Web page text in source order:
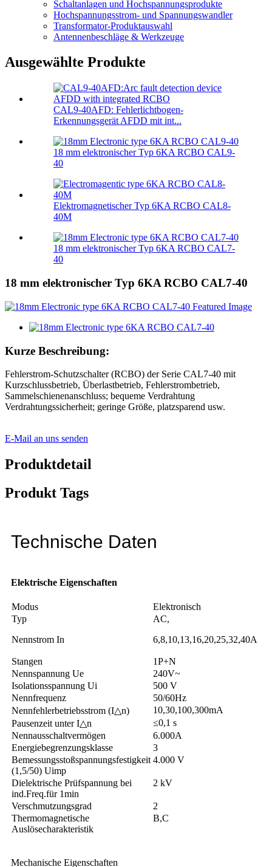
Schaltanlagen und Hochspannungsprodukte
Hochspannungsstrom- und Spannungswandler
Transformator-Produktauswahl
Antennenbeschläge & Werkzeuge
Ausgewählte Produkte
CAL9-40AFD: Fehlerlichtbogen-
Erkennungsgerät AFDD mit int...
18 mm elektronischer Typ 6KA RCBO CAL9-
40
Elektromagnetischer Typ 6KA RCBO CAL8-
40M
18 mm elektronischer Typ 6KA RCBO CAL7-
40
18 mm elektronischer Typ 6KA RCBO CAL7-40
Kurze Beschreibung:
Fehlerstrom-Schutzschalter (RCBO) der Serie CAL7-40 mit
Kurzschlussbetrieb, Überlastbetrieb, Fehlerstrombetrieb,
Sammelschienenanschluss; bequeme Verdrahtung
Verdrahtungssicherheit; geringe Größe, platzsparend usw.
E-Mail an uns senden
Produktdetail
Produkt Tags
Technische Daten
Elektrische Eigenschaften
Modus
Elektronisch
Typ
Nennstrom In
AC,
6,8,10,13,16,20,25,32,40A
Stangen
1P+N
Nennspannung Ue
240V~
Isolationsspannung Ui
500 V
Nennfrequenz
50/60Hz
Nennfehlerbetriebsstrom (I△n)
10,30,100,300mA
Pausenzeit unter I△n
≤0,1 s
Nennausschaltvermögen
6.000A
Energiebegrenzungsklasse
3
Bemessungsstoßspannungsfestigkeit
(1,5/50) Uimp
4.000 V
Dielektrische Prüfspannung bei
ind.Freq.für 1min
2 kV
Verschmutzungsgrad
2
Thermomagnetische
Auslösecharakteristik
B,C
Mechanische Eigenschaften